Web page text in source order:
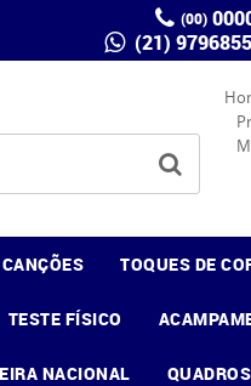
(00)
(21)
TOQUES DE
TESTE FÍSICO
NACIONAL